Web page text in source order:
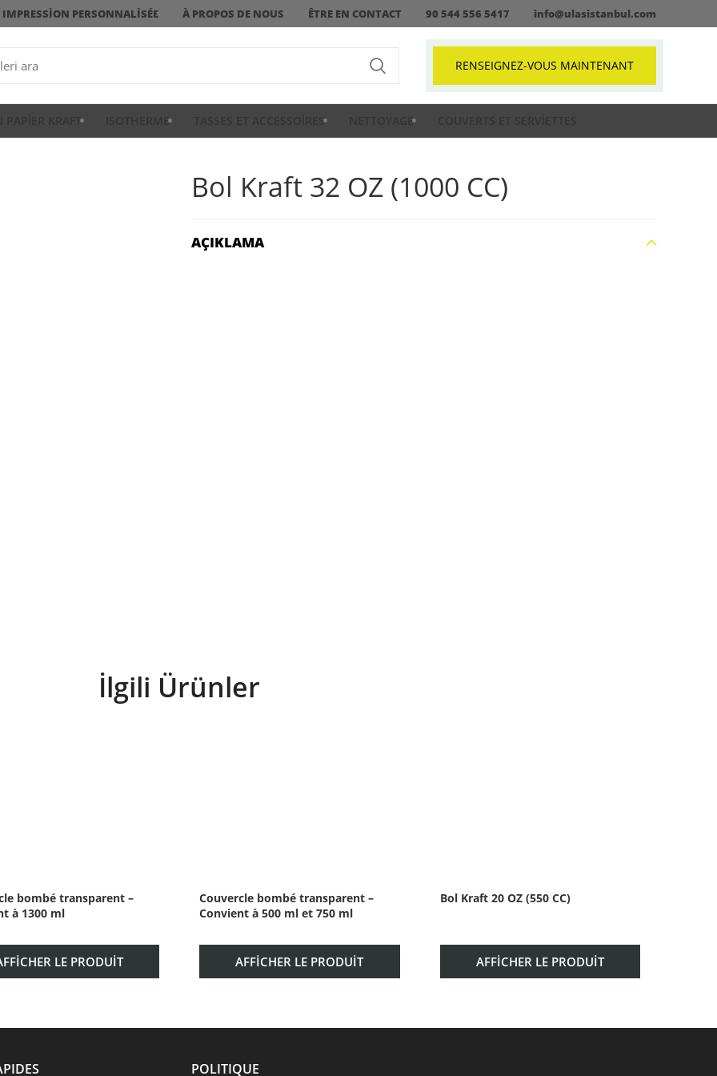
IMPRESSION PERSONNALISÉE À PROPOS DE NOUS ÊTRE EN CONTACT 90 544 556 5417 info@ulasistanbul.com
RENSEIGNEZ-VOUS MAINTENANT
PAPIER KRAFT ISOTHERME TASSES ET ACCESSOIRES NETTOYAGE
Bol Kraft 32 OZ (1000 CC)
AÇIKLAMA
İlgili Ürünler
bombé transparent –
à 1300 ml
LE PRODUIT
Couvercle bombé transparent – ​​
Convient à 500 ml et 750 ml
AFFICHER LE PRODUIT
Bol Kraft 20 OZ (550 CC)
AFFICHER LE PRODUIT
POLITIQUE